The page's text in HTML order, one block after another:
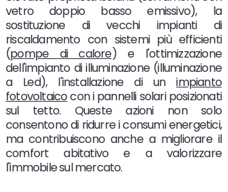
vetro doppio basso emissivo), la
sostituzione di vecchi impianti di
riscaldamento con sistemi più efficienti
(pompe di calore) e l'ottimizzazione
dell'impianto di illuminazione (illuminazione
a Led), l'installazione di unimpianto
fotovoltaicocon i pannelli solari posizionati
sul tetto. Queste azioni non solo
consentono di ridurre i consumi energetici,
ma contribuiscono anche a migliorare il
comfort abitativo e a valorizzare
l'immobile sul mercato.